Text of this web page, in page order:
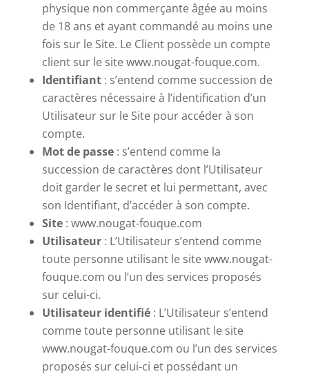
physique non commerçante âgée au moins
de 18 ans et ayant commandé au moins une
fois sur le Site. Le Client possède un compte
client sur le site www.nougat-fouque.com.
Identifiant: s’entend comme succession de
caractères nécessaire à l’identification d’un
Utilisateur sur le Site pour accéder à son
compte.
Mot de passe: s’entend comme la
succession de caractères dont l’Utilisateur
doit garder le secret et lui permettant, avec
son Identifiant, d’accéder à son compte.
Site: www.nougat-fouque.com
Utilisateur: L’Utilisateur s’entend comme
toute personne utilisant le site www.nougat-
fouque.com ou l’un des services proposés
sur celui-ci.
Utilisateur identifié: L’Utilisateur s’entend
comme toute personne utilisant le site
www.nougat-fouque.com ou l’un des services
proposés sur celui-ci et possédant un